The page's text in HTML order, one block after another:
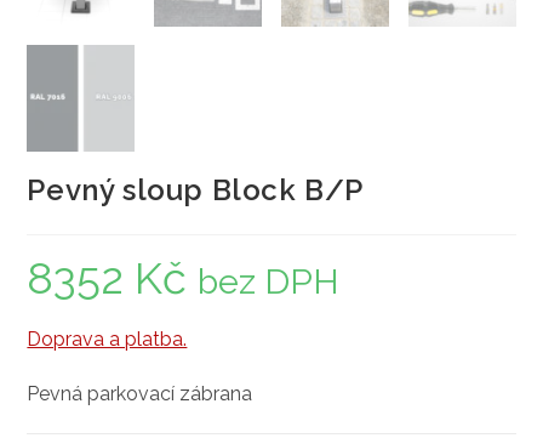
Pevný sloup Block B/P
8352 Kč bez DPH
Doprava a platba.
Pevná parkovací zábrana